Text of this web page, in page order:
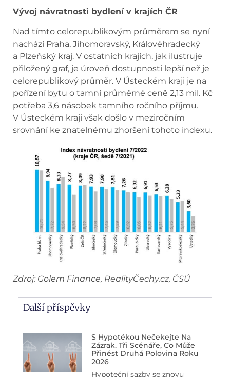
Vývoj návratnosti bydlení v krajích ČR
Nad tímto celorepublikovým průměrem se nyní
nachází Praha, Jihomoravský, Královéhradecký
a Plzeňský kraj. V ostatních krajích, jak ilustruje
přiložený graf, je úroveň dostupnosti lepší než je
celorepublikový průměr. V Ústeckém kraji je na
pořízení bytu o tamní průměrné ceně 2,13 mil. Kč
potřeba 3,6 násobek tamního ročního příjmu.
V Ústeckém kraji však došlo v meziročním
srovnání ke znatelnému zhoršení tohoto indexu.
Zdroj: Golem Finance, RealityČechy.cz, ČSÚ
Další příspěvky
S Hypotékou Nečekejte Na
Zázrak. Tři Scénáře, Co Může
Přinést Druhá Polovina Roku
2026
Hypoteční sazby se znovu